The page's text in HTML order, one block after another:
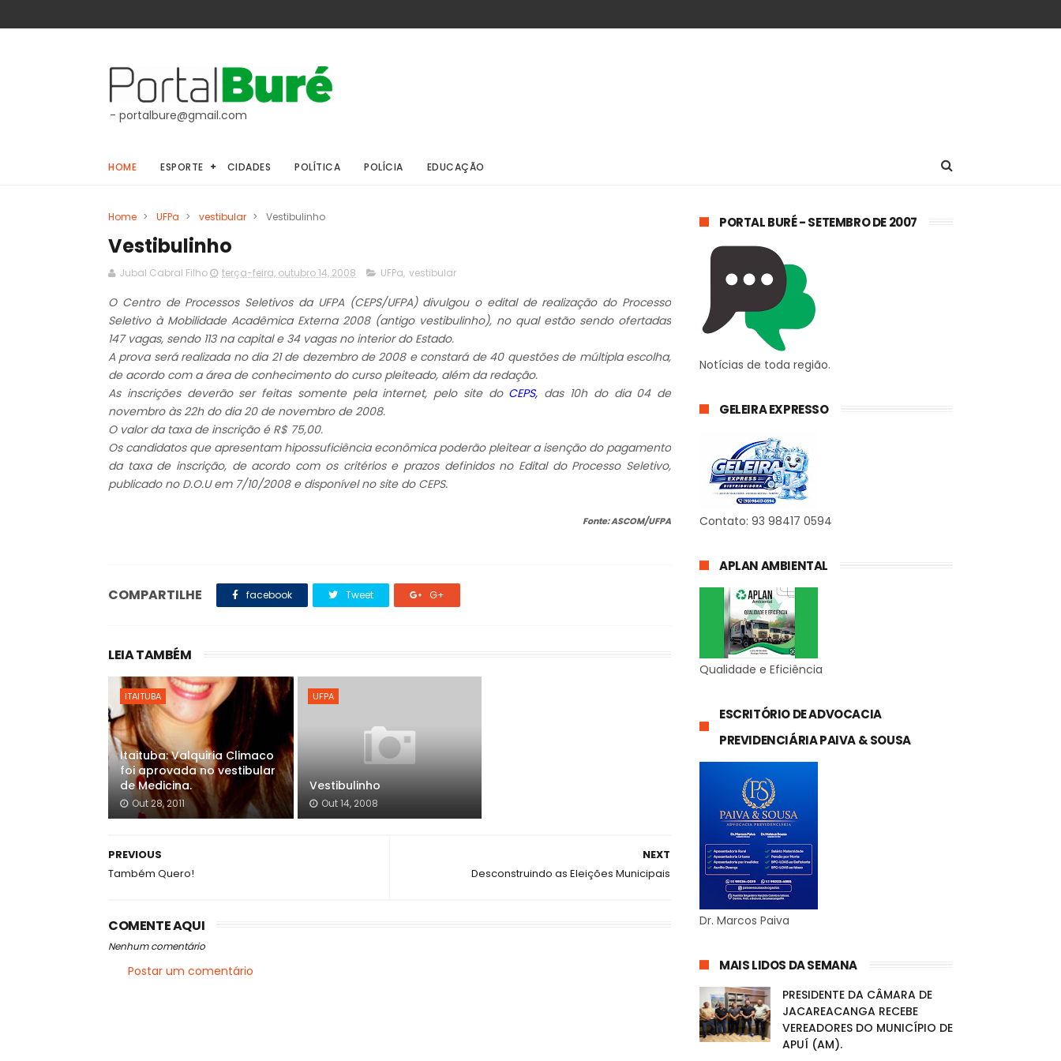
- portalbure@gmail.com
HOME ESPORTE CIDADES POLÍTICA POLÍCIA EDUCAÇÃO
Home > UFPa > vestibular > Vestibulinho
Vestibulinho
Jubal Cabral Filho terça-feira, outubro 14, 2008 UFPa, vestibular
O Centro de Processos Seletivos da UFPA (CEPS/UFPA) divulgou o edital de realização do Processo
Seletivo à Mobilidade Acadêmica Externa 2008 (antigo vestibulinho), no qual estão sendo ofertadas
147 vagas, sendo 113 na capital e 34 vagas no interior do Estado.
A prova será realizada no dia 21 de dezembro de 2008 e constará de 40 questões de múltipla escolha,
de acordo com a área de conhecimento do curso pleiteado, além da redação.
As inscrições deverão ser feitas somente pela internet, pelo site do CEPS, das 10h do dia 04 de
novembro às 22h do dia 20 de novembro de 2008.
O valor da taxa de inscrição é R$ 75,00.
Os candidatos que apresentam hipossuficiência econômica poderão pleitear a isenção do pagamento
da taxa de inscrição, de acordo com os critérios e prazos definidos no Edital do Processo Seletivo,
publicado no D.O.U em 7/10/2008 e disponível no site do CEPS.
Fonte: ASCOM/UFPA
COMPARTILHE facebook Tweet G+
LEIA TAMBÉM
ITAITUBA
Itaituba: Valquiria Climaco
foi aprovada no vestibular
de Medicina.
Out 28, 2011
UFPA
Vestibulinho
Out 14, 2008
NEXT
Desconstruindo as Eleições Municipais
PREVIOUS
Também Quero!
COMENTE AQUI
Nenhum comentário
Postar um comentário
PORTAL BURÉ - SETEMBRO DE 2007
Notícias de toda região.
GELEIRA EXPRESSO
Contato: 93 98417 0594
APLAN AMBIENTAL
Qualidade e Eficiência
ESCRITÓRIO DE ADVOCACIA
PREVIDENCIÁRIA PAIVA & SOUSA
Dr. Marcos Paiva
MAIS LIDOS DA SEMANA
PRESIDENTE DA CÂMARA DE
JACAREACANGA RECEBE
VEREADORES DO MUNICÍPIO DE
APUÍ (AM).